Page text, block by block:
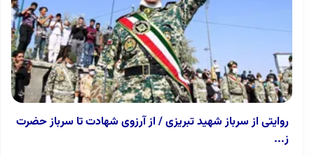
روایتی از سرباز شهید تبریزی / از آرزوی شهادت تا سرباز حضرت
ز...